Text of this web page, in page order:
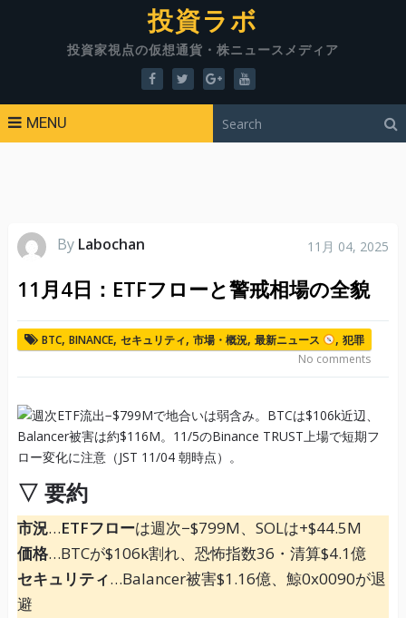
投資ラボ
投資家視点の仮想通貨・株ニュースメディア
MENU
By Labochan 11月 04, 2025
11月4日：ETFフローと警戒相場の全貌
BTC, BINANCE, セキュリティ, 市場・概況, 最新ニュース , 犯罪
No comments
▽ 要約
市況…ETFフローは週次−$799M、SOLは+$44.5M
価格…BTCが$106k割れ、恐怖指数36・清算$4.1億
セキュリティ…Balancer被害$1.16億、鯨0x0090が退
避